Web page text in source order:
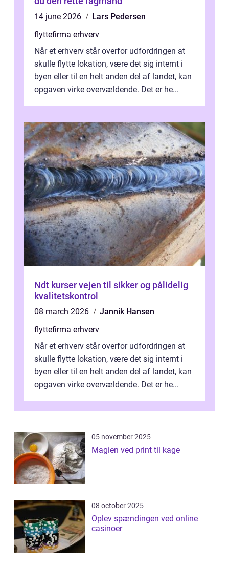
14 june 2026
Lars Pedersen
flyttefirma erhverv
Når et erhverv står overfor udfordringen at
skulle flytte lokation, være det sig internt i
byen eller til en helt anden del af landet, kan
opgaven virke overvældende. Det er he...
Ndt kurser vejen til sikker og pålidelig
kvalitetskontrol
08 march 2026
Jannik Hansen
flyttefirma erhverv
Når et erhverv står overfor udfordringen at
skulle flytte lokation, være det sig internt i
byen eller til en helt anden del af landet, kan
opgaven virke overvældende. Det er he...
05 november 2025
Magien ved print til kage
08 october 2025
Oplev spændingen ved online
casinoer